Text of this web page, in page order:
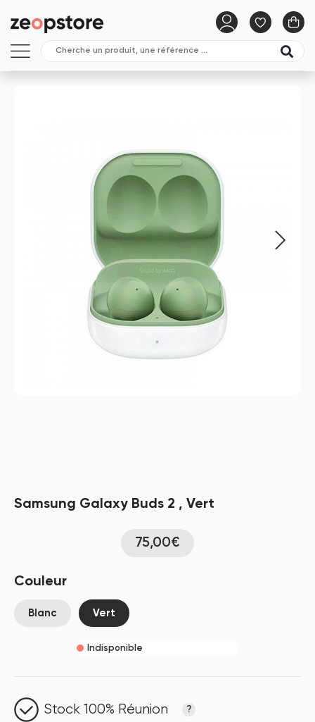
Samsung Galaxy Buds 2 , Vert
75,00€
Couleur
Blanc Vert
Indisponible
Stock 100% Réunion ?